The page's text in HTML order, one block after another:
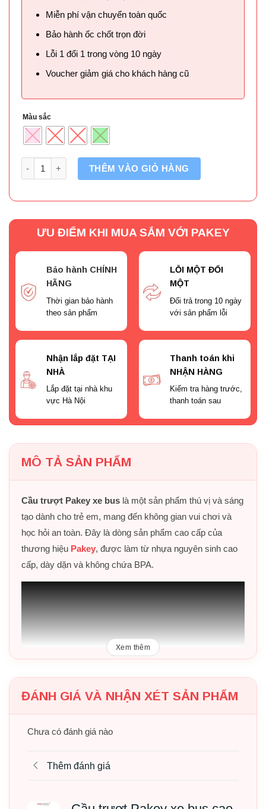
Miễn phí vận chuyển toàn quốc
Bảo hành ốc chốt trọn đời
Lỗi 1 đổi 1 trong vòng 10 ngày
Voucher giảm giá cho khách hàng cũ
Màu sắc
Số lượng THÊM VÀO GIỎ HÀNG
ƯU ĐIỂM KHI MUA SẮM VỚI PAKEY
Bảo hành CHÍNH
HÃNG
Thời gian bảo hành
theo sản phẩm
LỖI MỘT ĐỔI
MỘT
Đổi trả trong 10 ngày
với sản phẩm lỗi
Nhận lắp đặt TẠI
NHÀ
Lắp đặt tại nhà khu
vực Hà Nội
Thanh toán khi
NHẬN HÀNG
Kiểm tra hàng trước,
thanh toán sau
MÔ TẢ SẢN PHẨM
Cầu trượt Pakey xe bus là một sản phẩm thú vị và sáng
tạo dành cho trẻ em, mang đến không gian vui chơi và
học hỏi an toàn. Đây là dòng sản phẩm cao cấp của
thương hiệu Pakey, được làm từ nhựa nguyên sinh cao
cấp, dày dặn và không chứa BPA.
Mục lục bài viết
Xem thêm
ĐÁNH GIÁ VÀ NHẬN XÉT SẢN PHẨM
Chưa có đánh giá nào
Thêm đánh giá